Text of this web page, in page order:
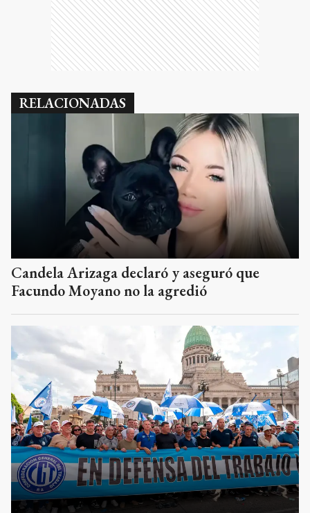
RELACIONADAS
Candela Arizaga declaró y aseguró que
Facundo Moyano no la agredió